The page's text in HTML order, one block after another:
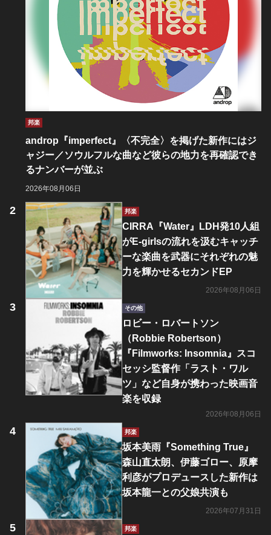
邦楽
androp『imperfect』〈不完全〉を掲げた新作にはジ
ャジー／ソウルフルな曲など彼らの地力を再確認でき
るナンバーが並ぶ
2026年08月06日
邦楽
CIRRA『Water』LDH発10人組
がE-girlsの流れを汲むキャッチ
ーな楽曲を武器にそれぞれの魅
力を輝かせるセカンドEP
2026年08月06日
その他
ロビー・ロバートソン
（Robbie Robertson）
『Filmworks: Insomnia』スコ
セッシ監督作「ラスト・ワル
ツ」など自身が携わった映画音
楽を収録
2026年08月06日
邦楽
坂本美雨『Something True』
森山直太朗、伊藤ゴロー、原摩
利彦がプロデュースした新作は
坂本龍一との父娘共演も
2026年07月31日
邦楽